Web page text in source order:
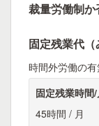
裁量労働制か
固定残業代（
時間外労働の
固定残業時間/
45時間 / 月